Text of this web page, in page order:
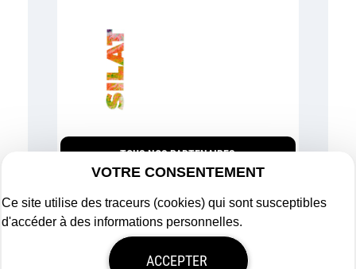
TOUS NOS PARTENAIRES
Mentions légales
VOTRE CONSENTEMENT
Ce site utilise des traceurs (cookies) qui sont susceptibles
d'accéder à des informations personnelles.
ACCEPTER